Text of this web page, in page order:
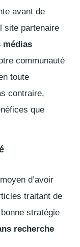
avant de
site partenaire
médias
communauté
toute
contraire,
que
d’avoir
traitant de
stratégie
recherche